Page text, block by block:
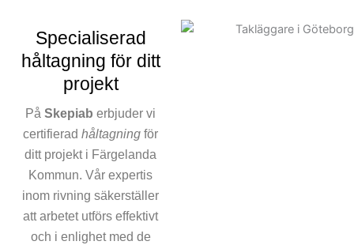
projekt av högsta kvalitet.
Specialiserad
håltagning för ditt
projekt
PåSkepiab erbjuder vi
certifieradhåltagning för
ditt projekt i Färgelanda
Kommun. Vår expertis
inom rivning säkerställer
att arbetet utförs effektivt
och i enlighet med de